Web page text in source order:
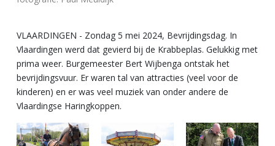
VLAARDINGEN - Zondag 5 mei 2024, Bevrijdingsdag. In
Vlaardingen werd dat gevierd bij de Krabbeplas. Gelukkig met
prima weer. Burgemeester Bert Wijbenga ontstak het
bevrijdingsvuur. Er waren tal van attracties (veel voor de
kinderen) en er was veel muziek van onder andere de
Vlaardingse Haringkoppen.